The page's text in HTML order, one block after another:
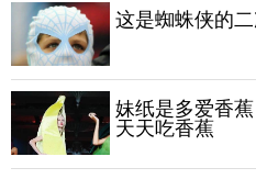
这是蜘蛛侠的
妹纸是多爱香
天天吃香蕉